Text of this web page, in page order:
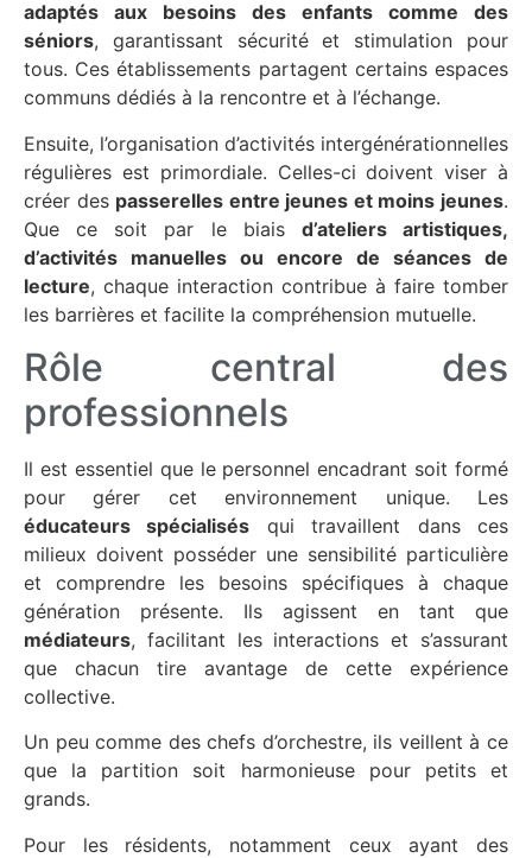
adaptés aux besoins des enfants comme des
séniors, garantissant sécurité et stimulation pour
tous. Ces établissements partagent certains espaces
communs dédiés à la rencontre et à l’échange.
Ensuite, l’organisation d’activités intergénérationnelles
régulières est primordiale. Celles-ci doivent viser à
créer des passerelles entre jeunes et moins jeunes.
Que ce soit par le biais d’ateliers artistiques,
d’activités manuelles ou encore de séances de
lecture, chaque interaction contribue à faire tomber
les barrières et facilite la compréhension mutuelle.
Rôle central des
professionnels
Il est essentiel que le personnel encadrant soit formé
pour gérer cet environnement unique. Les
éducateurs spécialisés qui travaillent dans ces
milieux doivent posséder une sensibilité particulière
et comprendre les besoins spécifiques à chaque
génération présente. Ils agissent en tant que
médiateurs, facilitant les interactions et s’assurant
que chacun tire avantage de cette expérience
collective.
Un peu comme des chefs d’orchestre, ils veillent à ce
que la partition soit harmonieuse pour petits et
grands.
Pour les résidents, notamment ceux ayant des